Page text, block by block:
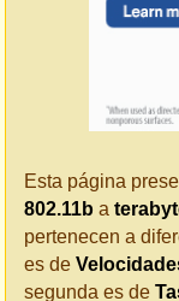
Esta página
802.11b a
pertenecen a
es de
segunda es de